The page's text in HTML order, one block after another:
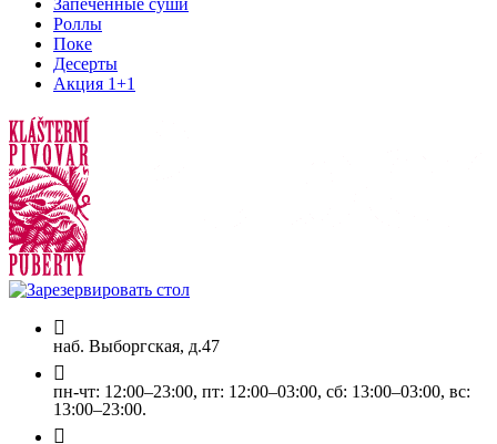
Запеченные суши
Роллы
Поке
Десерты
Акция 1+1
наб. Выборгская, д.47
пн-чт: 12:00–23:00, пт: 12:00–03:00, сб: 13:00–03:00, вс:
13:00–23:00.